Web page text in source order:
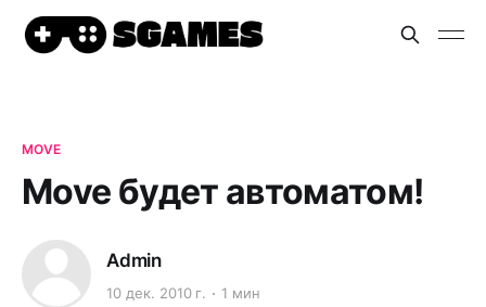
MOVE
Move будет автоматом!
Admin
10 дек. 2010 г. 1 мин